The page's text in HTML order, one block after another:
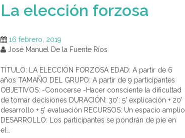
La elección forzosa
16 febrero, 2019
José Manuel De la Fuente Ríos
TÍTULO: LA ELECCIÓN FORZOSA EDAD: A partir de 6
años TAMAÑO DEL GRUPO: A partir de 9 participantes
OBJETIVOS: -Conocerse -Hacer consciente la dificultad
de tomar decisiones DURACIÓN: 30': 5' explicación + 20'
desarrollo + 5' evaluación RECURSOS: Un espacio amplio
DESARROLLO: Los participantes se pondrán de pie en
el…